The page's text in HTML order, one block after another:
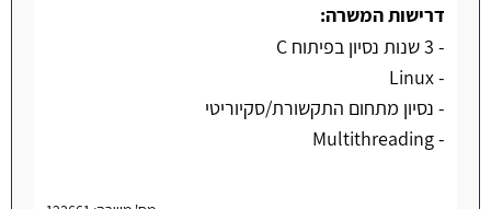
דרישות המשרה:
- 3 שנות נסיון בפיתוח C
- Linux
- נסיון מתחום התקשורת/סקיוריטי
- Multithreading